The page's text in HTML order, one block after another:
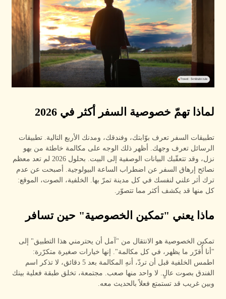
لماذا تهمّ خصوصية السفر أكثر في 2026
تطبيقات السفر تعرف بوّابتك، وفندقك، ومدنك الأربع التالية. تطبيقات
الرسائل تعرف وجهك. أظهر ذلك الوجه على مكالمة خاطئة من بهو
نزل، وقد تتعقّبك البيانات الوصفية إلى البيت. بحلول 2026 لم تعد معظم
نصائح إرهاق السفر عن اضطراب الساعة البيولوجية. أصبحت عن عدم
ترك أثر علني لنفسك في كل مدينة تمرّ بها. الخلفية، الصوت، الموقع:
كل منها قد يكشف أكثر مما تتصوّر.
ماذا يعني "تمكين الخصوصية" حين تسافر
تمكين الخصوصية هو الانتقال من "آمل أن يحترمني هذا التطبيق" إلى
"أنا أُقرّر ما يظهر، في كل مكالمة". إنها خيارات صغيرة متكرّرة:
اطمس الخلفية قبل أن تردّ، أنهِ المكالمة بعد 5 دقائق، لا تذكر اسم
الفندق بصوت عالٍ. لا واحد منها صعب. مجتمعة، تخلق طبقة فعلية بينك
وبين غريب قد تستمتع فعلاً بالحديث معه.